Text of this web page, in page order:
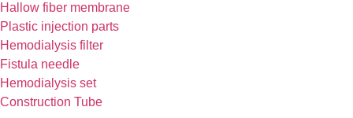
Hallow fiber membrane
Plastic injection parts
Hemodialysis filter
Fistula needle
Hemodialysis set
Construction Tube